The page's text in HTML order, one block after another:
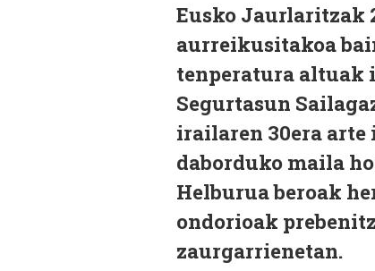
Eusko Jaurlaritzak
aurreikusitakoa
tenperatura altuak
Segurtasun
irailaren 30era arte
daborduko maila
Helburua beroak
ondorioak
zaurgarrienetan.